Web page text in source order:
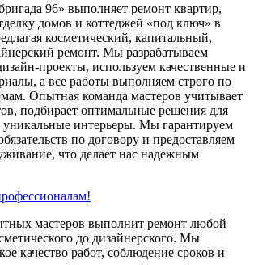
96» выполняет ремонт квартир,
домов и коттеджей «под ключ» в
косметический, капитальный,
ремонт. Мы разрабатываем
проекты, используем качественные и
а все работы выполняем строго по
Опытная команда мастеров учитывает
подбирает оптимальные решения для
уникальные интерьеры. Мы гарантируем
по договору и предоставляем
что делает нас надежным
мастеров выполнит ремонт любой
до дизайнерского. Мы
качество работ, соблюдение сроков и